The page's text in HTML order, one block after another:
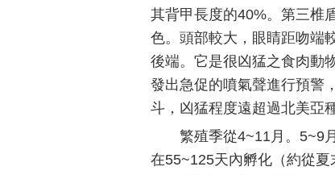
其背甲長度的40%。第三椎
色。頭部較大，眼睛距吻端
後端。它是很凶猛之食肉動
發出急促的噴氣聲進行預警
斗，凶猛程度遠超過北美亞
繁殖季從4~11月。5~9
在55~125天內孵化（約從夏